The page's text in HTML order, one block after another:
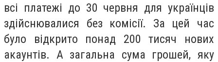
всі платежі до 30 червня для українців
здійснювалися без комісії. За цей час
було відкрито понад 200 тисяч нових
акаунтів. А загальна сума грошей, яку